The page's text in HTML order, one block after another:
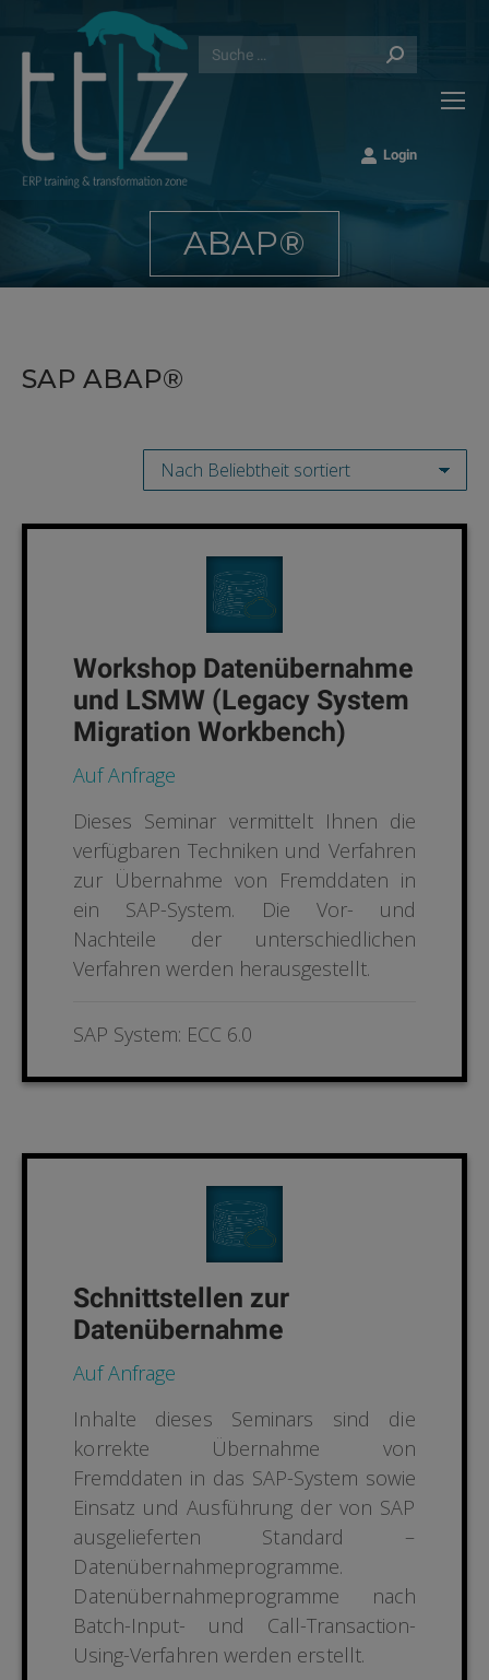
Search:
Login
ABAP®
Sie befinden sich hier:
SAP ABAP®
Workshop Datenübernahme
und LSMW (Legacy System
Migration Workbench)
Auf Anfrage
Dieses Seminar vermittelt Ihnen die
verfügbaren Techniken und Verfahren
zur Übernahme von Fremddaten in
ein SAP-System. Die Vor- und
Nachteile der unterschiedlichen
Verfahren werden herausgestellt.
SAP System: ECC 6.0
Schnittstellen zur
Datenübernahme
Auf Anfrage
Inhalte dieses Seminars sind die
korrekte Übernahme von
Fremddaten in das SAP-System sowie
Einsatz undAusführung der von SAP
ausgelieferten Standard –
Datenübernahmeprogramme.
Datenübernahmeprogramme nach
Batch-Input- und Call-Transaction-
Using-Verfahren werden erstellt.